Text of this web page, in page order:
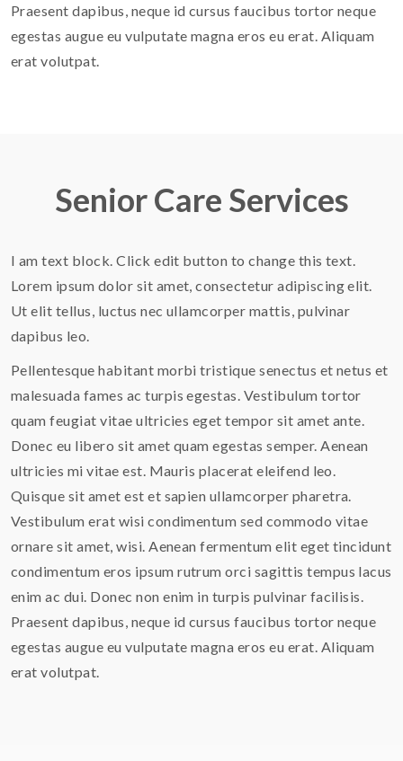
Praesent dapibus, neque id cursus faucibus tortor neque
egestas augue eu vulputate magna eros eu erat. Aliquam
erat volutpat.
Senior Care Services
I am text block. Click edit button to change this text.
Lorem ipsum dolor sit amet, consectetur adipiscing elit.
Ut elit tellus, luctus nec ullamcorper mattis, pulvinar
dapibus leo.
Pellentesque habitant morbi tristique senectus et netus et
malesuada fames ac turpis egestas. Vestibulum tortor
quam feugiat vitae ultricies eget tempor sit amet ante.
Donec eu libero sit amet quam egestas semper. Aenean
ultricies mi vitae est. Mauris placerat eleifend leo.
Quisque sit amet est et sapien ullamcorper pharetra.
Vestibulum erat wisi condimentum sed commodo vitae
ornare sit amet, wisi. Aenean fermentum elit eget tincidunt
condimentum eros ipsum rutrum orci sagittis tempus lacus
enim ac dui. Donec non enim in turpis pulvinar facilisis.
Praesent dapibus, neque id cursus faucibus tortor neque
egestas augue eu vulputate magna eros eu erat. Aliquam
erat volutpat.